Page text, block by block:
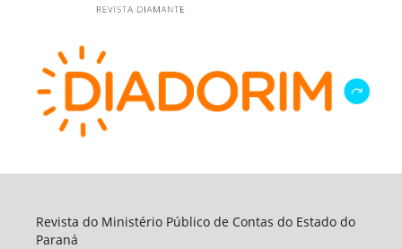
Revista do Ministério Público de Contas do Estado do
Paraná